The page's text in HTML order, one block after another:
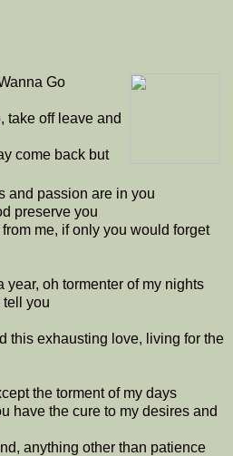
Go
take off leave and
come back but
and passion are in you
preserve you
me, if only you would forget
year, oh tormenter of my nights
tell you
this exhausting love, living for the
the torment of my days
have the cure to my desires and
anything other than patience